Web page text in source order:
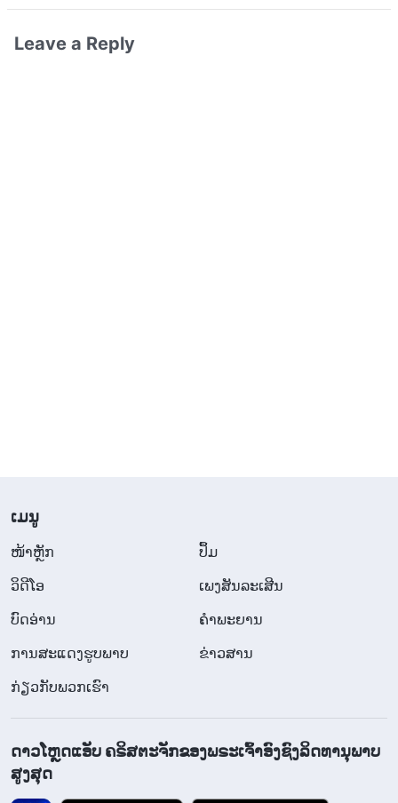
Leave a Reply
​ເມ​ນູ
​ໜ້າຫຼັກ
ປຶ້ມ
ວິ​ດີ​ໂອ
ເພງສັນລະເສີນ
ບົດອ່ານ
ຄຳພະຍານ
ການສະແດງຮູບພາບ
ຂ່າວສານ
ກ່ຽວກັບພວກເຮົາ
ດາວໂຫຼດແອັບ ຄຣິສຕະຈັກຂອງພຣະເຈົ້າອົງຊົງລິດທານຸພາບ
ສູງສຸດ